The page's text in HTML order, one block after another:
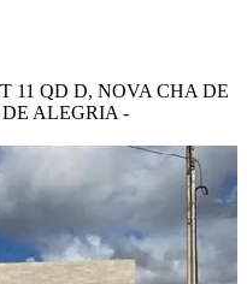
11 QD D, NOVA CHA DE
DE ALEGRIA -